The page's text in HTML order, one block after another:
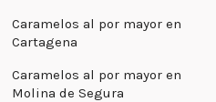
Caramelos al por mayor en
Cartagena
Caramelos al por mayor en
Molina de Segura